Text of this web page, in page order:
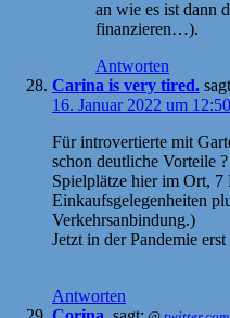
an wie es ist dann
finanzieren…).
Antworten
Carina is very tired.
16. Januar 2022 um
Für introvertierte mit
schon deutliche Vorteile
Spielplätze hier im Ort,
Einkaufsgelegenheiten
Verkehrsanbindung.)
Jetzt in der Pandemie erst
Antworten